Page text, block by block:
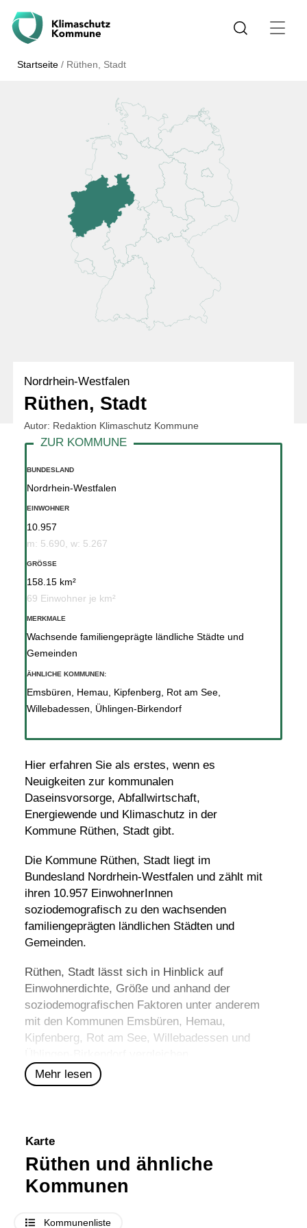
Startseite / Rüthen, Stadt
Nordrhein-Westfalen
Rüthen, Stadt
Autor: Redaktion Klimaschutz Kommune
Hier erfahren Sie als erstes, wenn es
Neuigkeiten zur kommunalen
Daseinsvorsorge, Abfallwirtschaft,
Energiewende und Klimaschutz in der
Kommune Rüthen, Stadt gibt.
Die Kommune Rüthen, Stadt liegt im
Bundesland Nordrhein-Westfalen und zählt mit
ihren 10.957 EinwohnerInnen
soziodemografisch zu den wachsenden
familiengeprägten ländlichen Städten und
Gemeinden.
Rüthen, Stadt lässt sich in Hinblick auf
Einwohnerdichte, Größe und anhand der
soziodemografischen Faktoren unter anderem
mit den Kommunen Emsbüren, Hemau,
Kipfenberg, Rot am See, Willebadessen und
Mehr lesen
BUNDESLAND
Nordrhein-Westfalen
EINWOHNER
10.957
m: 5.690, w: 5.267
GRÖSSE
158.15 km²
69 Einwohner je km²
MERKMALE
Wachsende familiengeprägte ländliche Städte und
Gemeinden
ÄHNLICHE KOMMUNEN:
Emsbüren Hemau Kipfenberg Rot am See,
Willebadessen
Ühlingen-Birkendorf
Karte
Rüthen und ähnliche
Kommunen
Kommunenliste